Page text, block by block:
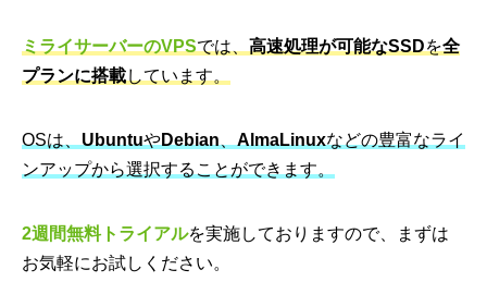
ミライサーバーのVPSでは、 高速処理が可能なSSDを全
プランに搭載しています。
OSは、 UbuntuやDebian AlmaLinuxなどの豊富なライ
ンアップから選択することができます。
2週間無料トライアルを実施しておりますので、まずは
お気軽にお試しください。